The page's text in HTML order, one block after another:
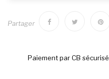
Partager
Paiement par CB sécurisé